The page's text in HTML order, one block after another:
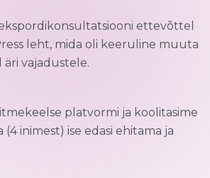
ettevõttel
leht, mida oli keeruline muuta
äri vajadustele.
platvormi ja koolitasime
inimest) ise edasi ehitama ja